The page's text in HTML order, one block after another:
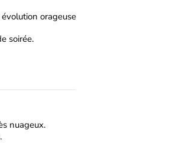
orageuse
soirée.
nuageux.